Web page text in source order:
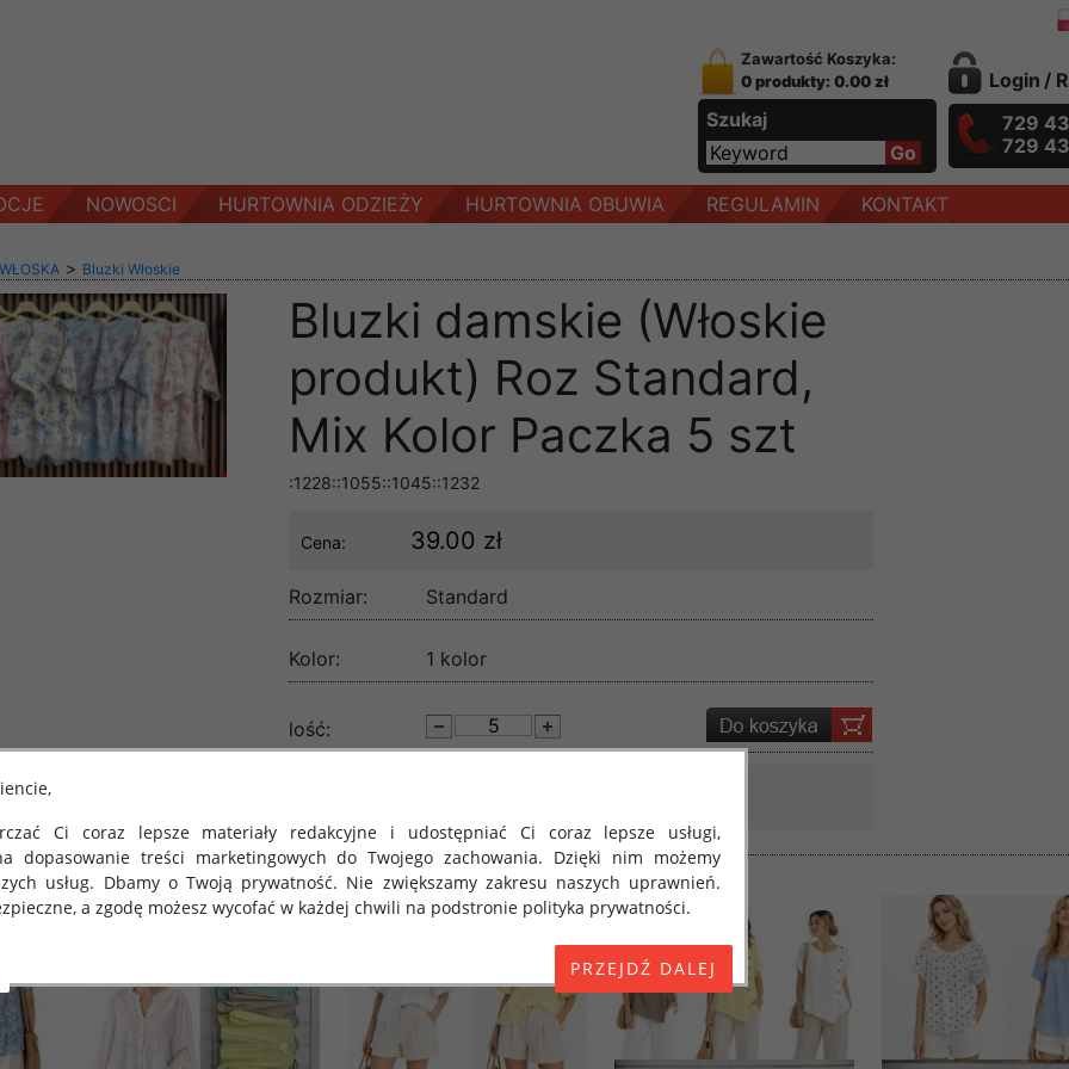
Zawartość Koszyka:
0 produkty: 0.00 zł
Szukaj
Login /
729
729
NOWOSCI HURTOWNIA ODZIEŻY HURTOWNIA OBUWIA REGULAMIN KONTAKT
> Bluzki Włoskie
Bluzki damskie (Włoskie
produkt) Roz Standard,
Mix Kolor Paczka 5 szt
:1228::1055::1045::1232
Cena: 39.00 zł
Rozmiar: Standard
Kolor: 1 kolor
lość:
Ci coraz lepsze materiały redakcyjne i udostępniać Ci coraz lepsze usługi,
dopasowanie treści marketingowych do Twojego zachowania. Dzięki nim możemy
usług. Dbamy o Twoją prywatność. Nie zwiększamy zakresu naszych uprawnień.
a zgodę możesz wycofać w każdej chwili na podstronie polityka prywatności.
obowiązuje Rozporządzenie Parlamentu Europejskiego i Rady (UE) 2016/679 z dnia 27
ochrony osób fizycznych w związku z przetwarzaniem danych osobowych i w sprawie
takich danych oraz uchylenia dyrektywy 95/46/WE (określane jako "RODO", "ORODO",
o Ochronie Danych"). W związku z tym chcielibyśmy poinformować Cię o
danych oraz zasadach, na jakich odbywa się to po dniu 25 maja 2018 roku. Poniżej